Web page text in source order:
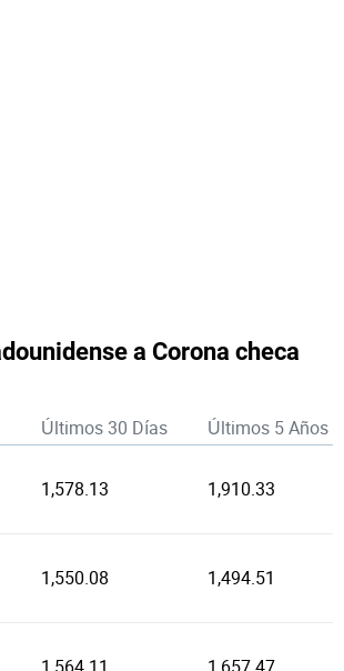
a Corona checa
Últimos 30 Días Últimos 5 Años
1,578.13 1,910.33
1,550.08 1,494.51